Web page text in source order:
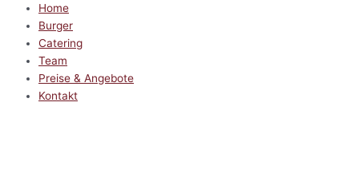
Home
Burger
Catering
Team
Preise & Angebote
Kontakt